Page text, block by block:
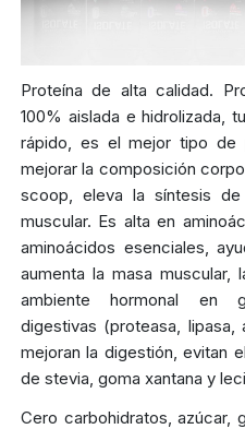
Proteína de alta calidad.
100% aislada e hidrolizada,
rápido, es el mejor tipo de
mejorar la composición
scoop, eleva la síntesis
muscular. Es alta en
aminoácidos esenciales,
aumenta la masa
ambiente hormonal en
digestivas (proteasa, lipasa,
mejoran la digestión, evitan
de stevia, goma xantana y
Cero carbohidratos, azúcar,